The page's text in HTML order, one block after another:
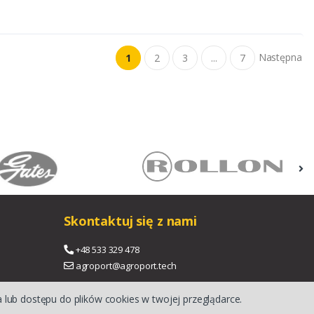
dostępu do plików cookies w twojej przeglądarce.
1 2 3 ... 7 Następna
Skontaktuj się z nami
+48 533 329 478
agroport@agroport.tech